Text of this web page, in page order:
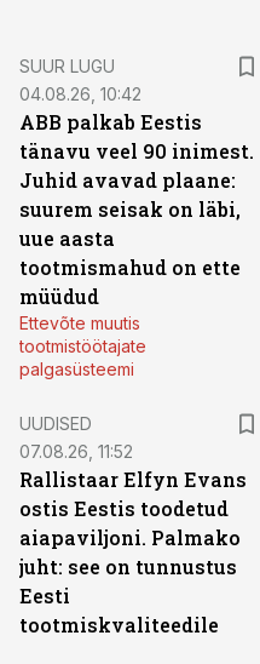
SUUR LUGU
04.08.26, 10:42
ABB palkab Eestis
tänavu veel 90 inimest.
Juhid avavad plaane:
suurem seisak on läbi,
uue aasta
tootmismahud on ette
müüdud
Ettevõte muutis
tootmistöötajate
palgasüsteemi
UUDISED
07.08.26, 11:52
Rallistaar Elfyn Evans
ostis Eestis toodetud
aiapaviljoni. Palmako
juht: see on tunnustus
Eesti
tootmiskvaliteedile